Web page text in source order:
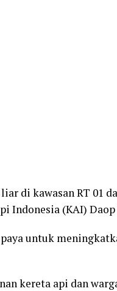
di kawasan RT 01
Indonesia (KAI) Daop
untuk
kereta api dan